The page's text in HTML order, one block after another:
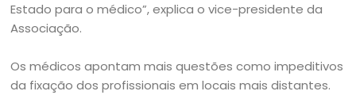
Estado para o médico”, explica o vice-presidente da
Associação.
Os médicos apontam mais questões como impeditivos
da fixação dos profissionais em locais mais distantes.